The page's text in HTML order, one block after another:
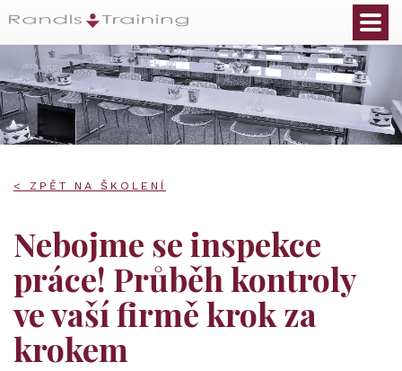
< ZPĚT NA ŠKOLENÍ
Nebojme se inspekce
práce! Průběh kontroly
ve vaší firmě krok za
krokem